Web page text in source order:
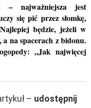
– najważniejsza jest
się pić przez słomkę,
będzie, jeżeli w
a na spacerach z bidonu.
„Jak najwięcej
– udostępnij